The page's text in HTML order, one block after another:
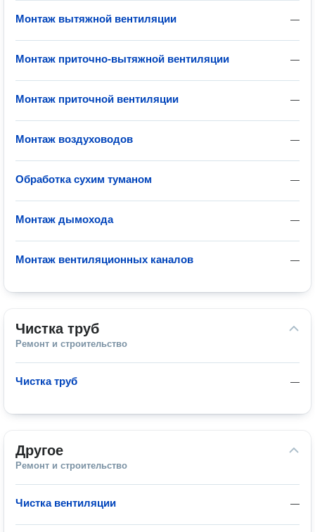
—
Монтаж вытяжной вентиляции
—
Монтаж приточно-вытяжной вентиляции
—
Монтаж приточной вентиляции
—
Монтаж воздуховодов
—
Обработка сухим туманом
—
Монтаж дымохода
—
Монтаж вентиляционных каналов
Чистка труб
Ремонт и строительство
—
Чистка труб
Другое
Ремонт и строительство
—
Чистка вентиляции